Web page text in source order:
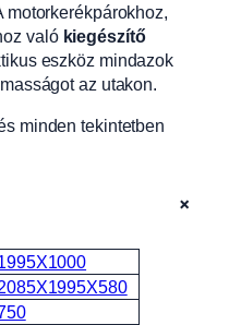
motorkerékpárokhoz,
való kiegészítő
eszköz mindazok
az utakon.
minden tekintetben
+